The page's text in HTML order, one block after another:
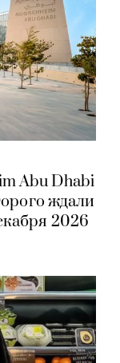
Abu Dhabi
ждали
2026